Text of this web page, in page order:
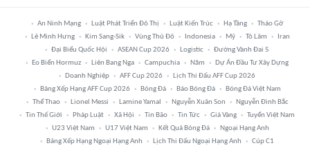
An Ninh Mạng Luật Phát Triển Đô Thị Luật Kiến Trúc Hạ Tầng
Tháo Gỡ
Lê Minh Hưng
Kim Sang-Sik Vùng Thủ Đô Indonesia Mỹ Tô Lâm
Iran
Đại Biểu Quốc Hội
ASEAN Cup 2026 Logistic
Đường Vành Đai 5
Eo Biển Hormuz
Liên Bang Nga Campuchia Năm
Dự Án Đầu Tư Xây Dựng
Doanh Nghiệp
AFF Cup 2026
Lịch Thi Đấu AFF Cup 2026
Bảng Xếp Hạng AFF Cup 2026
Bóng Đá Báo Bóng Đá
Bóng Đá Việt Nam
Thể Thao
Lionel Messi Lamine Yamal Nguyễn Xuân Son
Nguyễn Đình Bắc
Tin Thế Giới
Pháp Luật Xã Hội Tin Bão Tin Tức Giá Vàng
Tuyển Việt Nam
U23 Việt Nam
U17 Việt Nam Kết Quả Bóng Đá
Ngoại Hạng Anh
Bảng Xếp Hạng Ngoại Hạng Anh
Lịch Thi Đấu Ngoại Hạng Anh Cúp C1